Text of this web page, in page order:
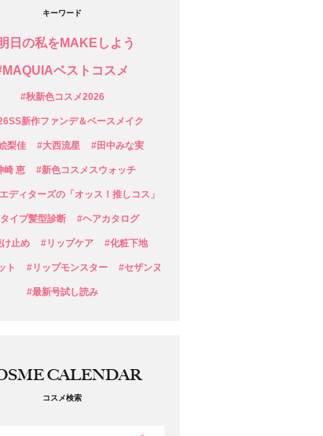
キーワード
日の私をMAKEしよう
ベストコスメ
#秋新色コスメ2026
新作ファンデ＆ベースメイク
梨佳 #大西流星 #田中みな実
崎 恵 #新色コスメスウォッチ
ディターズの「オッス！推しコス」
イプ髪型診断 #ヘアカタログ
止め #リップケア #化粧下地
ト #リップモンスター #セザンヌ
#最新号試し読み
CALENDAR
コスメ検索